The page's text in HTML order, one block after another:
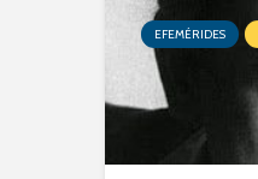
EFEMÉRIDES